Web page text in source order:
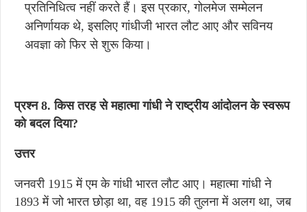
प्रतिनिधित्व नहीं करते हैं। इस प्रकार, गोलमेज सम्मेलन
अनिर्णायक थे, इसलिए गांधीजी भारत लौट आए और सविनय
अवज्ञा को फिर से शुरू किया।
प्रश्न 8. किस तरह से महात्मा गांधी ने राष्ट्रीय आंदोलन के स्वरूप
को बदल दिया?
उत्तर
जनवरी 1915 में एम के गांधी भारत लौट आए। महात्मा गांधी ने
1893 में जो भारत छोड़ा था, वह 1915 की तुलना में अलग था, जब